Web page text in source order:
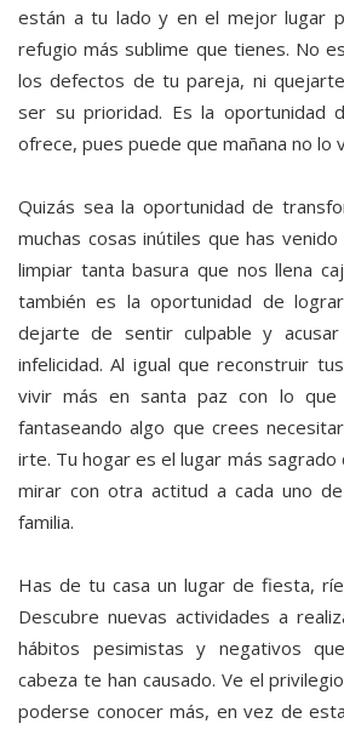
están a tu lado y en el mejor lugar
refugio más sublime que tienes. No
los defectos de tu pareja, ni
ser su prioridad. Es la oportunidad
ofrece, pues puede que mañana no lo
Quizás sea la oportunidad de
muchas cosas inútiles que has
limpiar tanta basura que nos llena
también es la oportunidad de
dejarte de sentir culpable y
infelicidad. Al igual que reconstruir
vivir más en santa paz con lo
fantaseando algo que crees
irte. Tu hogar es el lugar más sagrado
mirar con otra actitud a cada uno
familia.
Has de tu casa un lugar de fiesta,
Descubre nuevas actividades a
hábitos pesimistas y negativos
cabeza te han causado. Ve el
poderse conocer más, en vez de